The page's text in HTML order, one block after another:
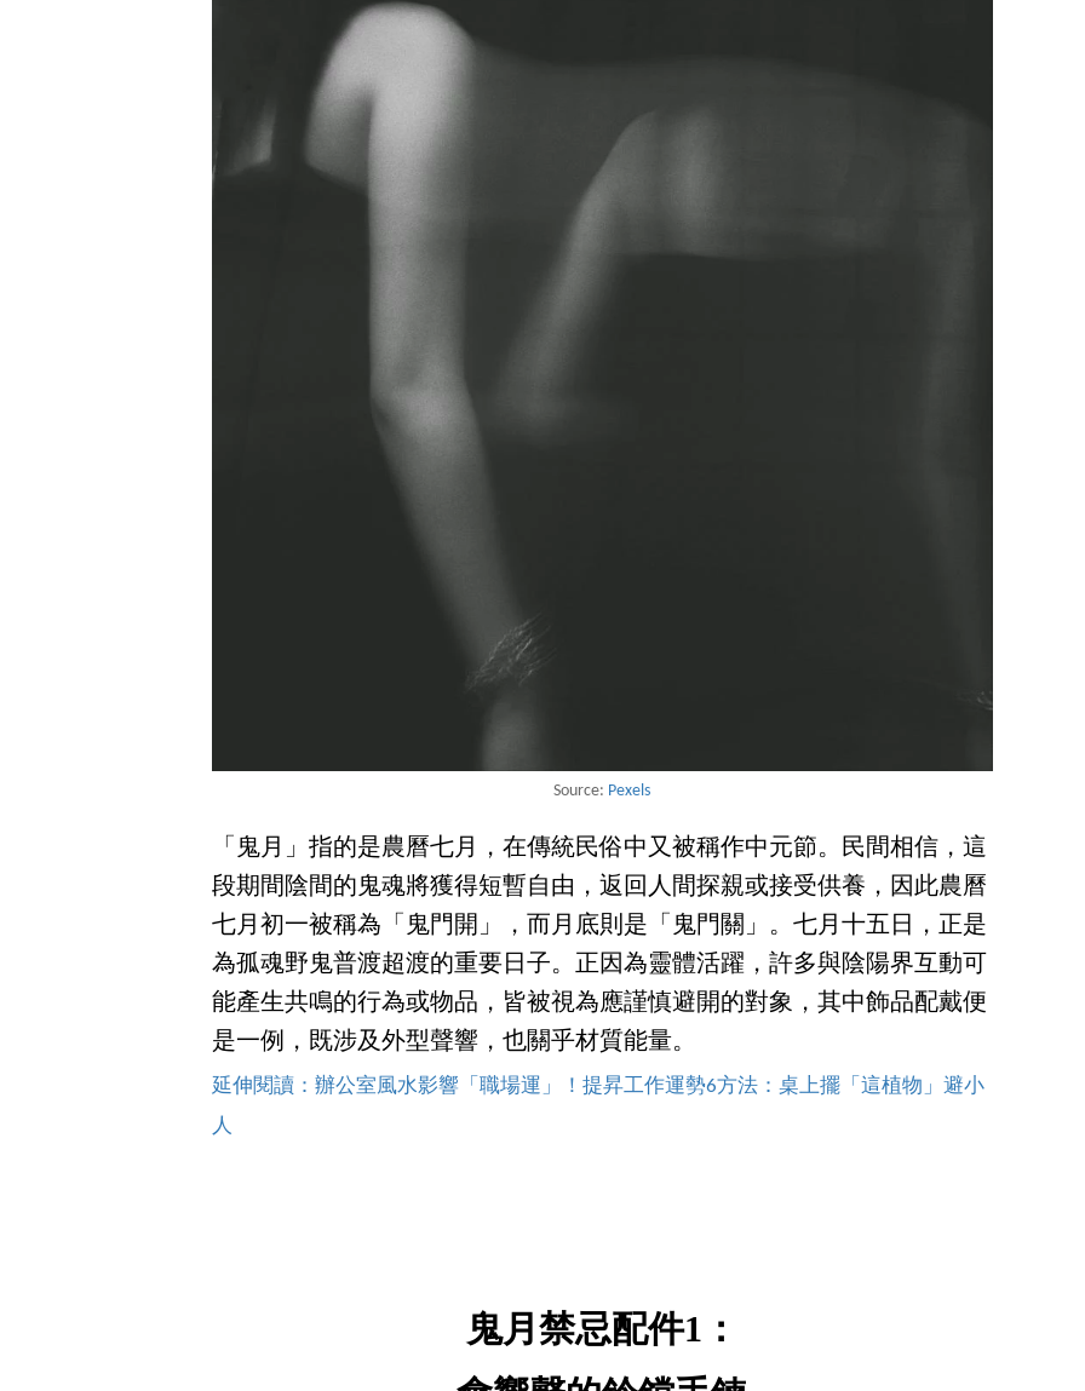
Source: Pexels
「鬼月」指的是農曆七月，在傳統民俗中又被稱作中元節。民間相信，這
段期間陰間的鬼魂將獲得短暫自由，返回人間探親或接受供養，因此農曆
七月初一被稱為「鬼門開」，而月底則是「鬼門關」。七月十五日，正是
為孤魂野鬼普渡超渡的重要日子。正因為靈體活躍，許多與陰陽界互動可
能產生共鳴的行為或物品，皆被視為應謹慎避開的對象，其中飾品配戴便
是一例，既涉及外型聲響，也關乎材質能量。
延伸閱讀：辦公室風水影響「職場運」！提昇工作運勢6方法：桌上擺「這植物」避小
人
鬼月禁忌配件1：